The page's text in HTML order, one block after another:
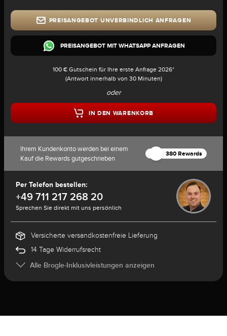
PREISANGEBOT UNVERBINDLICH ANFRAGEN
PREISANGEBOT MIT WHATSAPP ANFRAGEN
100 € Gutschein für Ihre erste Anfrage 2026*
(Antwort innerhalb von 30 Minuten)
oder
IN DEN WARENKORB
Ihrem Kundenkonto werden bei einem
Kauf die Rewards gutgeschrieben
380 Rewards
Per Telefon bestellen:
+49 711 217 268 20
Sprechen Sie direkt mit uns persönlich
Versicherte versandkostenfreie Lieferung
14 Tage Widerrufsrecht
Alle Brogle-Inklusivleistungen anzeigen